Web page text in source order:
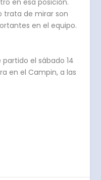
en esa posición.
trata de mirar son
en el equipo.
el sábado 14
en el Campin, a las